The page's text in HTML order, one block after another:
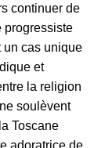
continuer de
progressiste
un cas unique
et
la religion
soulèvent
Toscane
adoratrice de